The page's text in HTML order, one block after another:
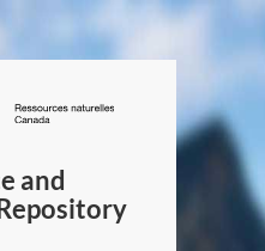
/
Canada
and